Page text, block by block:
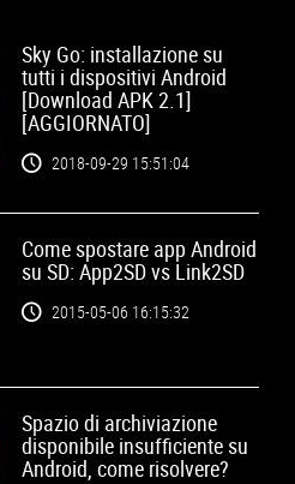
Sky Go: installazione su
tutti i dispositivi Android
[Download APK 2.1]
[AGGIORNATO]
2018-09-29 15:51:04
Come spostare app Android
su SD: App2SD vs Link2SD
2015-05-06 16:15:32
Spazio di archiviazione
disponibile insufficiente su
Android, come risolvere?